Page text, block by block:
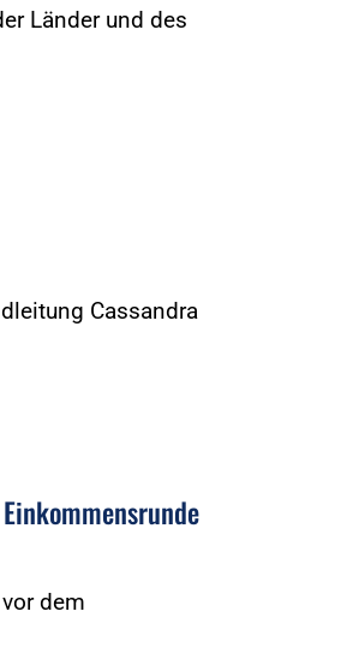
Länder und des
Cassandra
dem